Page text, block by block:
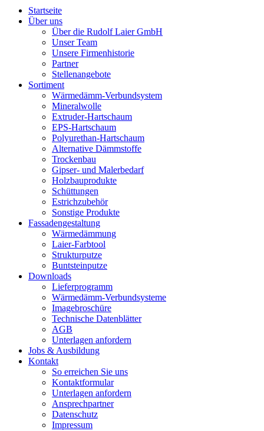
Startseite
Über uns
Über die Rudolf Laier GmbH
Unser Team
Unsere Firmenhistorie
Partner
Stellenangebote
Sortiment
Wärmedämm-Verbundsystem
Mineralwolle
Extruder-Hartschaum
EPS-Hartschaum
Polyurethan-Hartschaum
Alternative Dämmstoffe
Trockenbau
Gipser- und Malerbedarf
Holzbauprodukte
Schüttungen
Estrichzubehör
Sonstige Produkte
Fassadengestaltung
Wärmedämmung
Laier-Farbtool
Strukturputze
Buntsteinputze
Downloads
Lieferprogramm
Wärmedämm-Verbundsysteme
Imagebroschüre
Technische Datenblätter
AGB
Unterlagen anfordern
Jobs & Ausbildung
Kontakt
So erreichen Sie uns
Kontaktformular
Unterlagen anfordern
Ansprechpartner
Datenschutz
Impressum